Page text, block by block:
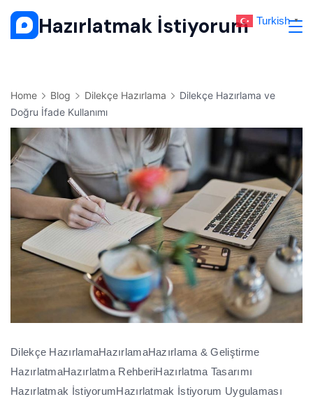
Skip
Hazırlatmak İstiyorum
Home Blog Dilekçe Hazırlama
Dilekçe Hazırlama ve
Doğru İfade Kullanımı
Dilekçe HazırlamaHazırlamaHazırlama & Geliştirme
HazırlatmaHazırlatma RehberiHazırlatma Tasarımı
Hazırlatmak İstiyorumHazırlatmak İstiyorum Uygulaması
Turkish ▼